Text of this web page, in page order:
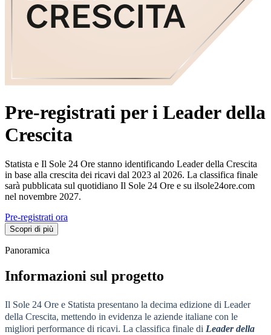
Pre-registrati per i Leader della
Crescita
Statista e Il Sole 24 Ore stanno identificando Leader della Crescita
in base alla crescita dei ricavi dal 2023 al 2026. La classifica finale
sarà pubblicata sul quotidiano Il Sole 24 Ore e su ilsole24ore.com
nel novembre 2027.
Pre-registrati ora
Scopri di più
Panoramica
Informazioni sul progetto
Il Sole 24 Ore e Statista presentano la decima edizione di Leader
della Crescita, mettendo in evidenza le aziende italiane con le
migliori performance di ricavi. La classifica finale di Leader della